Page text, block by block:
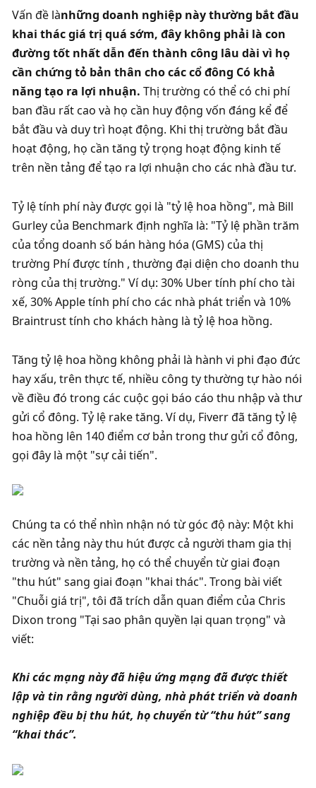
Vấn đề lànhững doanh nghiệp này thường bắt đầu
khai thác giá trị quá sớm, đây không phải là con
đường tốt nhất dẫn đến thành công lâu dài vì họ
cần chứng tỏ bản thân cho các cổ đông Có khả
năng tạo ra lợi nhuận. Thị trường có thể có chi phí
ban đầu rất cao và họ cần huy động vốn đáng kể để
bắt đầu và duy trì hoạt động. Khi thị trường bắt đầu
hoạt động, họ cần tăng tỷ trọng hoạt động kinh tế
trên nền tảng để tạo ra lợi nhuận cho các nhà đầu tư.
Tỷ lệ tính phí này được gọi là "tỷ lệ hoa hồng", mà Bill
Gurley của Benchmark định nghĩa là: "Tỷ lệ phần trăm
của tổng doanh số bán hàng hóa (GMS) của thị
trường Phí được tính , thường đại diện cho doanh thu
ròng của thị trường." Ví dụ: 30% Uber tính phí cho tài
xế, 30% Apple tính phí cho các nhà phát triển và 10%
Braintrust tính cho khách hàng là tỷ lệ hoa hồng.
Tăng tỷ lệ hoa hồng không phải là hành vi phi đạo đức
hay xấu, trên thực tế, nhiều công ty thường tự hào nói
về điều đó trong các cuộc gọi báo cáo thu nhập và thư
gửi cổ đông. Tỷ lệ rake tăng. Ví dụ, Fiverr đã tăng tỷ lệ
hoa hồng lên 140 điểm cơ bản trong thư gửi cổ đông,
gọi đây là một "sự cải tiến".
Chúng ta có thể nhìn nhận nó từ góc độ này: Một khi
các nền tảng này thu hút được cả người tham gia thị
trường và nền tảng, họ có thể chuyển từ giai đoạn
"thu hút" sang giai đoạn "khai thác". Trong bài viết
"Chuỗi giá trị", tôi đã trích dẫn quan điểm của Chris
Dixon trong "Tại sao phân quyền lại quan trọng" và
viết:
Khi các mạng này đã hiệu ứng mạng đã được thiết
lập và tin rằng người dùng, nhà phát triển và doanh
nghiệp đều bị thu hút, họ chuyển từ “thu hút” sang
“khai thác”.